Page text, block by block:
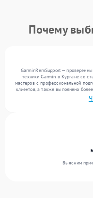
Почему
GarminRemSupport —
техники Garmin в Кургане со
мастеров с профессиональной
клиентов, а также выполнено
поступает свыше 300 единиц
сложности и предлагаем
Выясним